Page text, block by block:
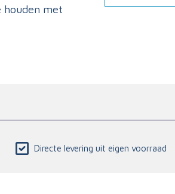
houden met
Directe levering uit eigen voorraad